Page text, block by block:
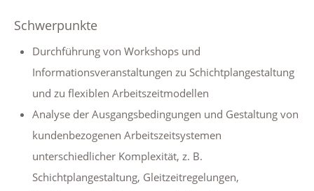
Schwerpunkte
Durchführung von Workshops und
Informationsveranstaltungen zu Schichtplangestaltung
und zu flexiblen Arbeitszeitmodellen
Analyse der Ausgangsbedingungen und Gestaltung von
kundenbezogenen Arbeitszeitsystemen
unterschiedlicher Komplexität, z. B.
Schichtplangestaltung, Gleitzeitregelungen,